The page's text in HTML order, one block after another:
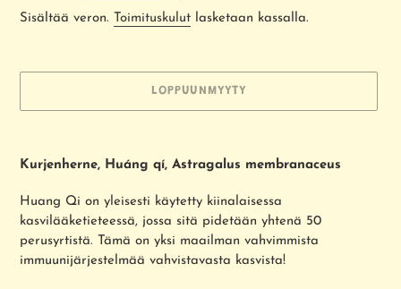
Sisältää veron. Toimituskulut lasketaan kassalla.
LOPPUUNMYYTY
lisääminen
Kurjenherne, Huáng qí, Astragalus membranaceus
Huang Qi on yleisesti käytetty kiinalaisessa
kasvilääketieteessä, jossa sitä pidetään yhtenä 50
perusyrtistä. Tämä on yksi maailman vahvimmista
immuunijärjestelmää vahvistavasta kasvista!